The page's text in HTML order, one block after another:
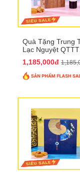
Quà Tặng Trung
Lạc Nguyệt
1,185,000đ